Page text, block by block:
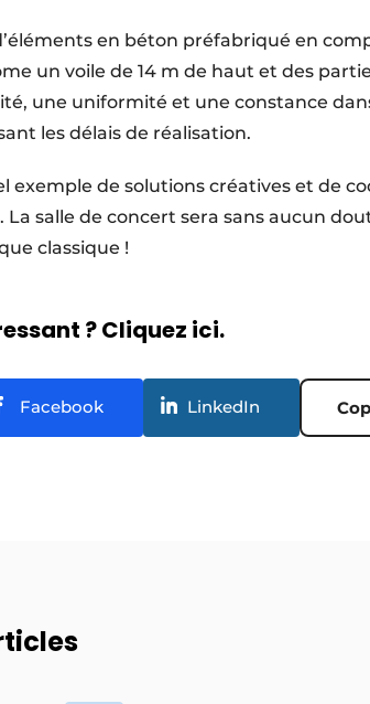
en béton préfabriqué en
un voile de 14 m de haut et des
une uniformité et une constance
les délais de réalisation.
exemple de solutions créatives et de
salle de concert sera sans aucun
classique !
? Cliquez ici.
Facebook LinkedIn